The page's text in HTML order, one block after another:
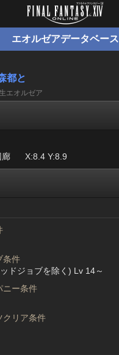
エオルゼアデータベース
都と
エオルゼア
廊 X:8.4 Y:8.9
条件
ドジョブを除く) Lv 14～
ニー条件
クリア条件